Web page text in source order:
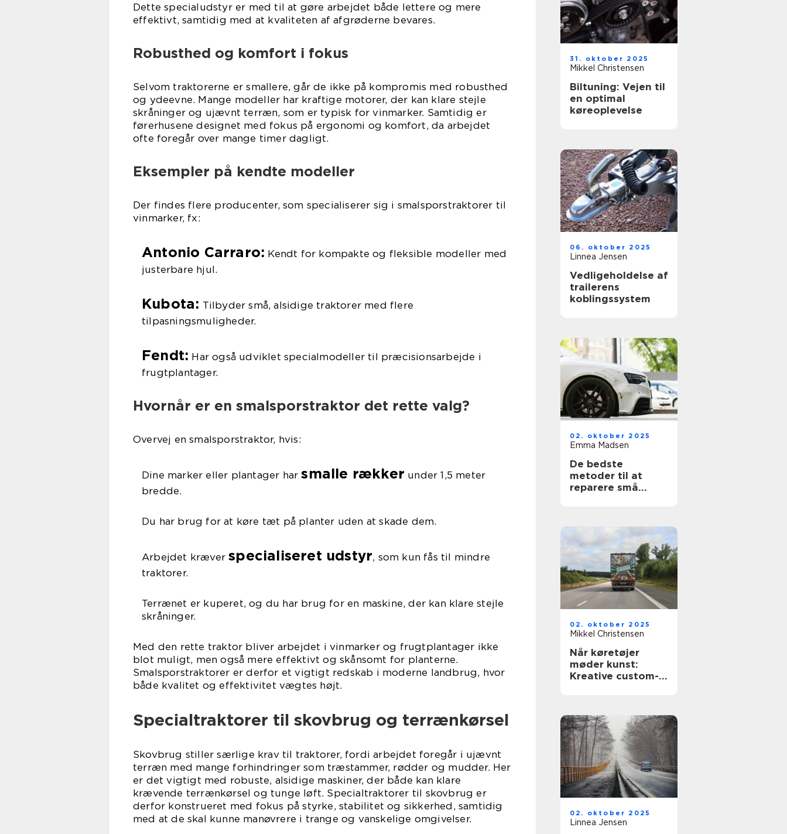
Dette specialudstyr er med til at gøre arbejdet både lettere og mere
effektivt, samtidig med at kvaliteten af afgrøderne bevares.
Robusthed og komfort i fokus
Selvom traktorerne er smallere, går de ikke på kompromis med robusthed
og ydeevne. Mange modeller har kraftige motorer, der kan klare stejle
skråninger og ujævnt terræn, som er typisk for vinmarker. Samtidig er
førerhusene designet med fokus på ergonomi og komfort, da arbejdet
ofte foregår over mange timer dagligt.
Eksempler på kendte modeller
Der findes flere producenter, som specialiserer sig i smalsporstraktorer til
vinmarker, fx:
Antonio Carraro: Kendt for kompakte og fleksible modeller med
justerbare hjul.
Kubota: Tilbyder små, alsidige traktorer med flere
tilpasningsmuligheder.
Fendt: Har også udviklet specialmodeller til præcisionsarbejde i
frugtplantager.
Hvornår er en smalsporstraktor det rette valg?
Overvej en smalsporstraktor, hvis:
Dine marker eller plantager harsmalle rækker under 1,5 meter
bredde.
Du har brug for at køre tæt på planter uden at skade dem.
Arbejdet kræverspecialiseret udstyr, som kun fås til mindre
traktorer.
Terrænet er kuperet, og du har brug for en maskine, der kan klare stejle
skråninger.
Med den rette traktor bliver arbejdet i vinmarker og frugtplantager ikke
blot muligt, men også mere effektivt og skånsomt for planterne.
Smalsporstraktorer er derfor et vigtigt redskab i moderne landbrug, hvor
både kvalitet og effektivitet vægtes højt.
Specialtraktorer til skovbrug og terrænkørsel
Skovbrug stiller særlige krav til traktorer, fordi arbejdet foregår i ujævnt
terræn med mange forhindringer som træstammer, rødder og mudder. Her
er det vigtigt med robuste, alsidige maskiner, der både kan klare
krævende terrænkørsel og tunge løft. Specialtraktorer til skovbrug er
derfor konstrueret med fokus på styrke, stabilitet og sikkerhed, samtidig
med at de skal kunne manøvrere i trange og vanskelige omgivelser.
31. oktober 2025
Mikkel Christensen
Biltuning: Vejen til
en optimal
køreoplevelse
06. oktober 2025
Linnea Jensen
Vedligeholdelse af
trailerens
koblingssystem
02. oktober 2025
Emma Madsen
De bedste
metoder til at
reparere små
02. oktober 2025
Mikkel Christensen
Når køretøjer
møder kunst:
Kreative custom-
02. oktober 2025
Linnea Jensen